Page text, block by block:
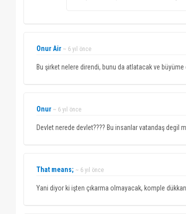
Onur Air ~ 6 yıl önce
Bu şirket nelere direndi, bunu da atlatacak ve
Onur ~ 6 yıl önce
Devlet nerede devlet???? Bu insanlar vatandaş degil
That means; ~ 6 yıl önce
Yani diyor ki işten çıkarma olmayacak, komple